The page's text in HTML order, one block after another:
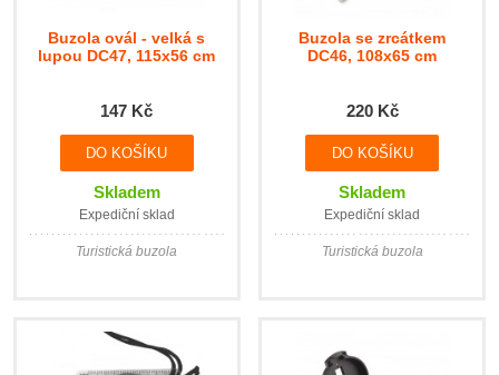
Buzola ovál - velká s
lupou DC47, 115x56 cm
147 Kč
Skladem
Expediční sklad
Turistická buzola
Buzola se zrcátkem
DC46, 108x65 cm
220 Kč
Skladem
Expediční sklad
Turistická buzola